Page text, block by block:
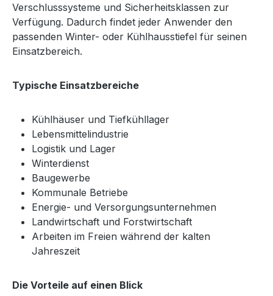
Verschlusssysteme und Sicherheitsklassen zur
Verfügung. Dadurch findet jeder Anwender den
passenden Winter- oder Kühlhausstiefel für seinen
Einsatzbereich.
Typische Einsatzbereiche
Kühlhäuser und Tiefkühllager
Lebensmittelindustrie
Logistik und Lager
Winterdienst
Baugewerbe
Kommunale Betriebe
Energie- und Versorgungsunternehmen
Landwirtschaft und Forstwirtschaft
Arbeiten im Freien während der kalten
Jahreszeit
Die Vorteile auf einen Blick